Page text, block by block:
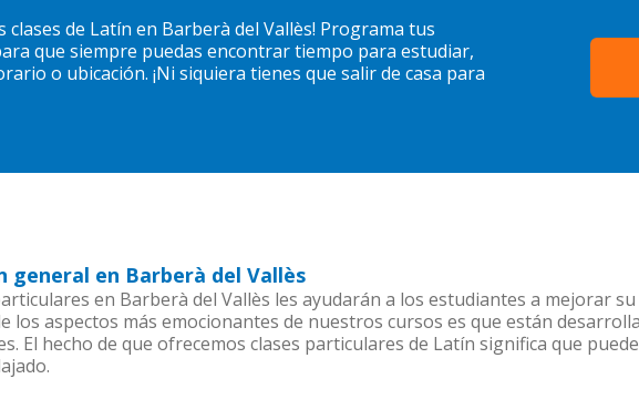
clases de Latín en Barberà del Vallès! Programa tus
que siempre puedas encontrar tiempo para estudiar,
o ubicación. ¡Ni siquiera tienes que salir de casa para
general en Barberà del Vallès
en Barberà del Vallès les ayudarán a los estudiantes a mejorar
los aspectos más emocionantes de nuestros cursos es que están
El hecho de que ofrecemos clases particulares de Latín significa que